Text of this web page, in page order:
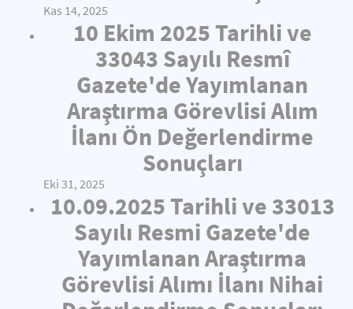
Kas 14, 2025
10 Ekim 2025 Tarihli ve
33043 Sayılı Resmî
Gazete'de Yayımlanan
Araştırma Görevlisi Alım
İlanı Ön Değerlendirme
Sonuçları
Eki 31, 2025
10.09.2025 Tarihli ve 33013
Sayılı Resmi Gazete'de
Yayımlanan Araştırma
Görevlisi Alımı İlanı Nihai